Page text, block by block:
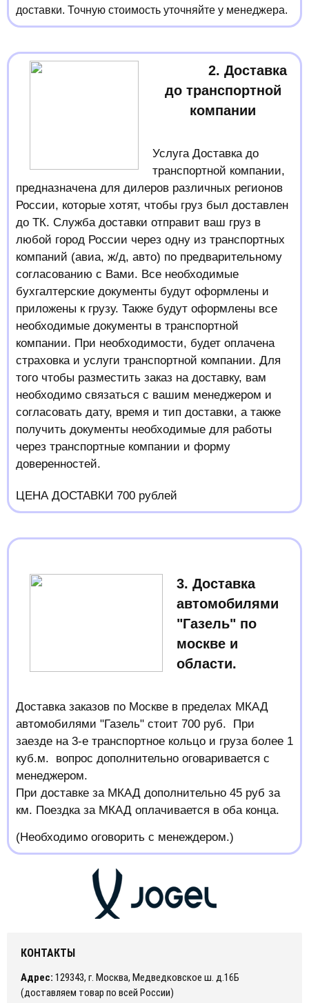
доставки. Точную стоимость уточняйте у менеджера.
2. Доставка
до транспортной
компании
Услуга Доставка до
транспортной компании,
предназначена для дилеров различных регионов
России, которые хотят, чтобы груз был доставлен
до ТК. Служба доставки отправит ваш груз в
любой город России через одну из транспортных
компаний (авиа, ж/д, авто) по предварительному
согласованию с Вами. Все необходимые
бухгалтерские документы будут оформлены и
приложены к грузу. Также будут оформлены все
необходимые документы в транспортной
компании. При необходимости, будет оплачена
страховка и услуги транспортной компании. Для
того чтобы разместить заказ на доставку, вам
необходимо связаться с вашим менеджером и
согласовать дату, время и тип доставки, а также
получить документы необходимые для работы
через транспортные компании и форму
доверенностей.
ЦЕНА ДОСТАВКИ 700 рублей
3. Доставка
автомобилями
"Газель" по
москве и
области.
Доставка заказов по Москве в пределах МКАД
автомобилями "Газель" стоит 700 руб. При
заезде на 3-е транспортное кольцо и груза более 1
куб.м. вопрос дополнительно оговаривается с
менеджером.
При доставке за МКАД дополнительно 45 руб за
км. Поездка за МКАД оплачивается в оба конца.
(Необходимо оговорить с менеждером.)
КОНТАКТЫ
Адрес: 129343, г. Москва, Медведковское ш. д.16Б
(доставляем товар по всей России)